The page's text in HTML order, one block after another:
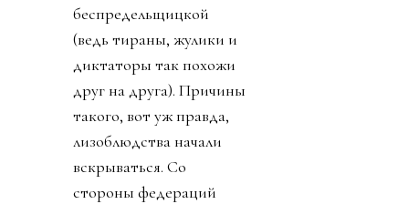
беспредельщицкой
(ведь тираны, жулики и
диктаторы так похожи
друг на друга). Причины
такого, вот уж правда,
лизоблюдства начали
вскрываться. Со
стороны федераций